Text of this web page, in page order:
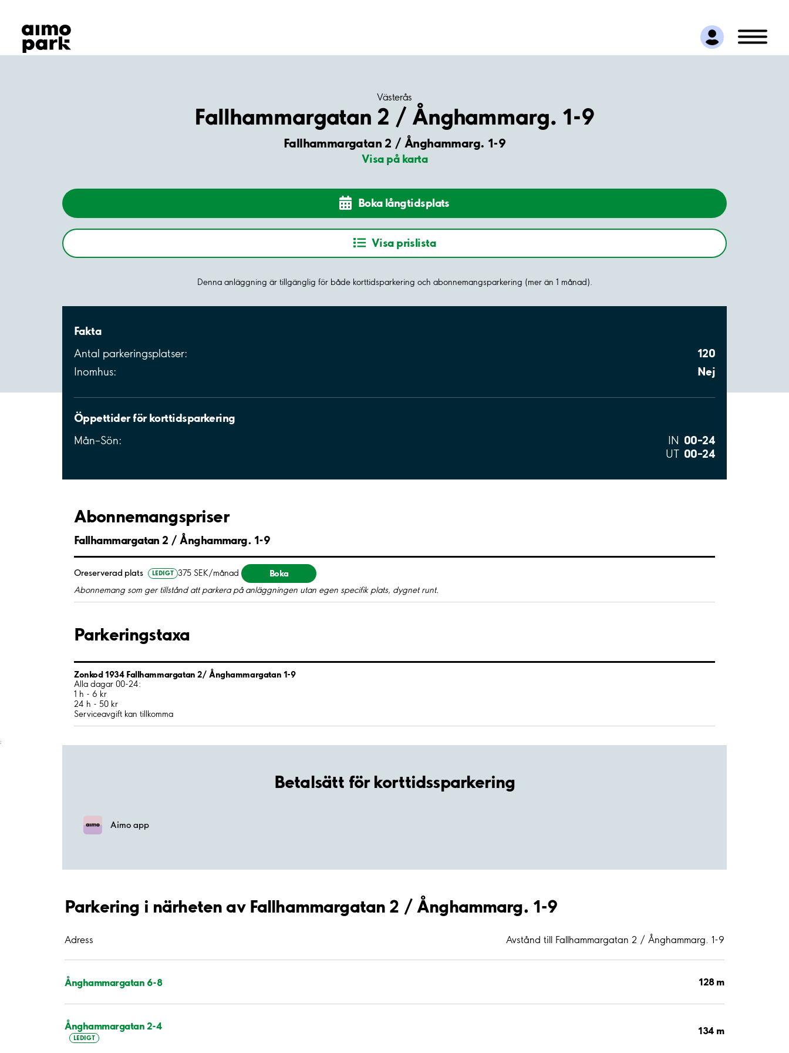
Hitta parkering
Samarbete
Kundservice
Västerås
Fallhammargatan 2 / Ånghammarg. 1-9
Fallhammargatan 2 / Ånghammarg. 1-9
Visa på karta
Boka långtidsplats
Visa prislista
Denna anläggning är tillgänglig för både korttidsparkering och abonnemangsparkering (mer än 1 månad).
Fakta
Antal parkeringsplatser: 120
Inomhus: Nej
Öppettider för korttidsparkering
Mån–Sön: IN 00–24
UT 00–24
Abonnemangspriser
Fallhammargatan 2 / Ånghammarg. 1-9
Oreserverad plats LEDIGT 375 SEK/månad Boka
Abonnemang som ger tillstånd att parkera på anläggningen utan egen specifik plats, dygnet runt.
Parkeringstaxa
Zonkod 1934 Fallhammargatan 2/ Ånghammargatan 1-9
Alla dagar 00-24:
1 h - 6 kr
24 h - 50 kr
Serviceavgift kan tillkomma
;
Betalsätt för korttidssparkering
Aimo app
Parkering i närheten av Fallhammargatan 2 / Ånghammarg. 1-9
Adress Avstånd till Fallhammargatan 2 / Ånghammarg. 1-9
Ånghammargatan 6-8 128 m
Ånghammargatan 2-4
LEDIGT
134 m